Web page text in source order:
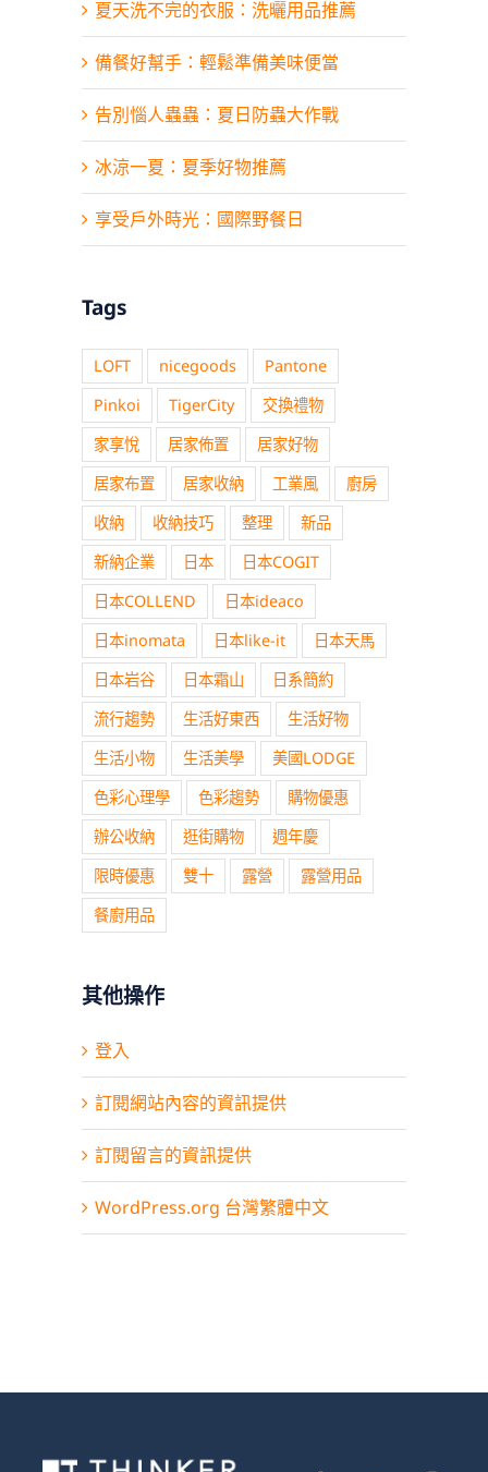
夏天洗不完的衣服：洗曬用品推薦
備餐好幫手：輕鬆準備美味便當
告別惱人蟲蟲：夏日防蟲大作戰
冰涼一夏：夏季好物推薦
享受戶外時光：國際野餐日
Tags
LOFT nicegoods
Pantone
Pinkoi
TigerCity
交換禮物
家享悅
居家佈置
居家好物
居家布置
居家收納 工業風
廚房
收納
收納技巧 整理
新品
新納企業
日本
日本COGIT
日本COLLEND
日本ideaco
日本inomata
日本like-it
日本天馬
日本岩谷
日本霜山
日系簡約
流行趨勢
生活好東西
生活好物
生活小物
生活美學
美國LODGE
色彩心理學
色彩趨勢
購物優惠
辦公收納
逛街購物
週年慶
限時優惠
雙十 露營
露營用品
餐廚用品
其他操作
登入
訂閱網站內容的資訊提供
訂閱留言的資訊提供
WordPress.org 台灣繁體中文
品牌總覽
經銷／批發／團購合作
關於我們
聯絡我們
人才招募